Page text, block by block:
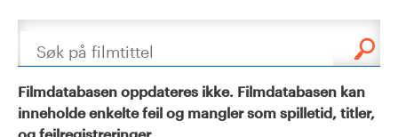
Søk
Filmdatabasen oppdateres ikke. Filmdatabasen kan
inneholde enkelte feil og mangler som spilletid, titler,